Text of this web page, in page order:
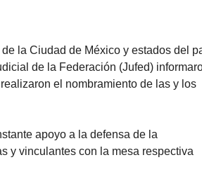
la Ciudad de México y estados del
de la Federación (Jufed)
el nombramiento de las y los
apoyo a la defensa de la
y vinculantes con la mesa respectiva